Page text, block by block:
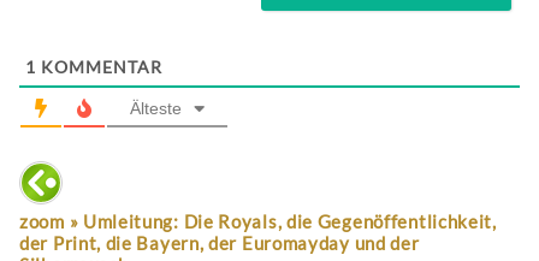
1 KOMMENTAR
Älteste
zoom » Umleitung: Die Royals, die Gegenöffentlichkeit,
der Print, die Bayern, der Euromayday und der